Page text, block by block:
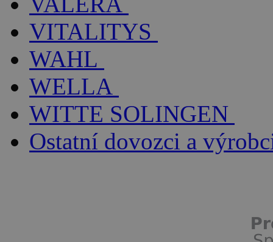
VITALITYS
WAHL
WELLA
WITTE SOLINGEN
Ostatní dovozci a